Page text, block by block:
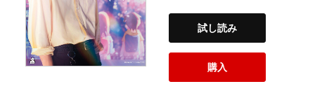
試し読み
購入